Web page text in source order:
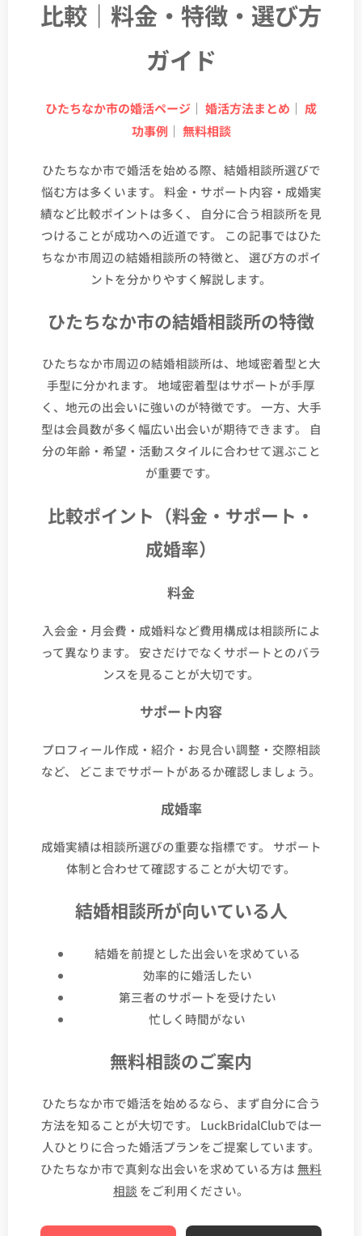
比較｜料金・特徴・選び方
ガイド
ひたちなか市の婚活ページ ｜ 婚活方法まとめ ｜ 成
功事例 ｜ 無料相談
ひたちなか市で婚活を始める際、結婚相談所選びで
悩む方は多くいます。 料金・サポート内容・成婚実
績など比較ポイントは多く、 自分に合う相談所を見
つけることが成功への近道です。 この記事ではひた
ちなか市周辺の結婚相談所の特徴と、 選び方のポイ
ントを分かりやすく解説します。
ひたちなか市の結婚相談所の特徴
ひたちなか市周辺の結婚相談所は、地域密着型と大
手型に分かれます。 地域密着型はサポートが手厚
く、地元の出会いに強いのが特徴です。 一方、大手
型は会員数が多く幅広い出会いが期待できます。 自
分の年齢・希望・活動スタイルに合わせて選ぶこと
が重要です。
比較ポイント（料金・サポート・
成婚率）
料金
入会金・月会費・成婚料など費用構成は相談所によ
って異なります。 安さだけでなくサポートとのバラ
ンスを見ることが大切です。
サポート内容
プロフィール作成・紹介・お見合い調整・交際相談
など、 どこまでサポートがあるか確認しましょう。
成婚率
成婚実績は相談所選びの重要な指標です。 サポート
体制と合わせて確認することが大切です。
結婚相談所が向いている人
結婚を前提とした出会いを求めている
効率的に婚活したい
第三者のサポートを受けたい
忙しく時間がない
無料相談のご案内
ひたちなか市で婚活を始めるなら、まず自分に合う
方法を知ることが大切です。 LuckBridalClubでは一
人ひとりに合った婚活プランをご提案しています。
ひたちなか市で真剣な出会いを求めている方は無料
相談 をご利用ください。